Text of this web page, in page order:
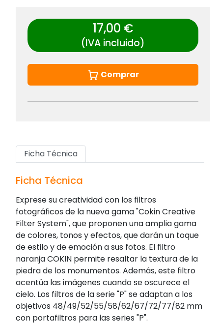
17,00 €
(IVA incluido)
Comprar
Ficha Técnica
Ficha Técnica
Exprese su creatividad con los filtros
fotográficos de la nueva gama "Cokin Creative
Filter System", que proponen una amplia gama
de colores, tonos y efectos, que darán un toque
de estilo y de emoción a sus fotos. El filtro
naranja COKIN permite resaltar la textura de la
piedra de los monumentos. Además, este filtro
acentúa las imágenes cuando se oscurece el
cielo. Los filtros de la serie "P" se adaptan a los
objetivos 48/49/52/55/58/62/67/72/77/82 mm
con portafiltros para las series "P".